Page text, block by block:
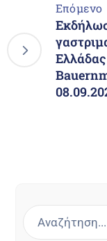
Επόμενο
Ελλάδας